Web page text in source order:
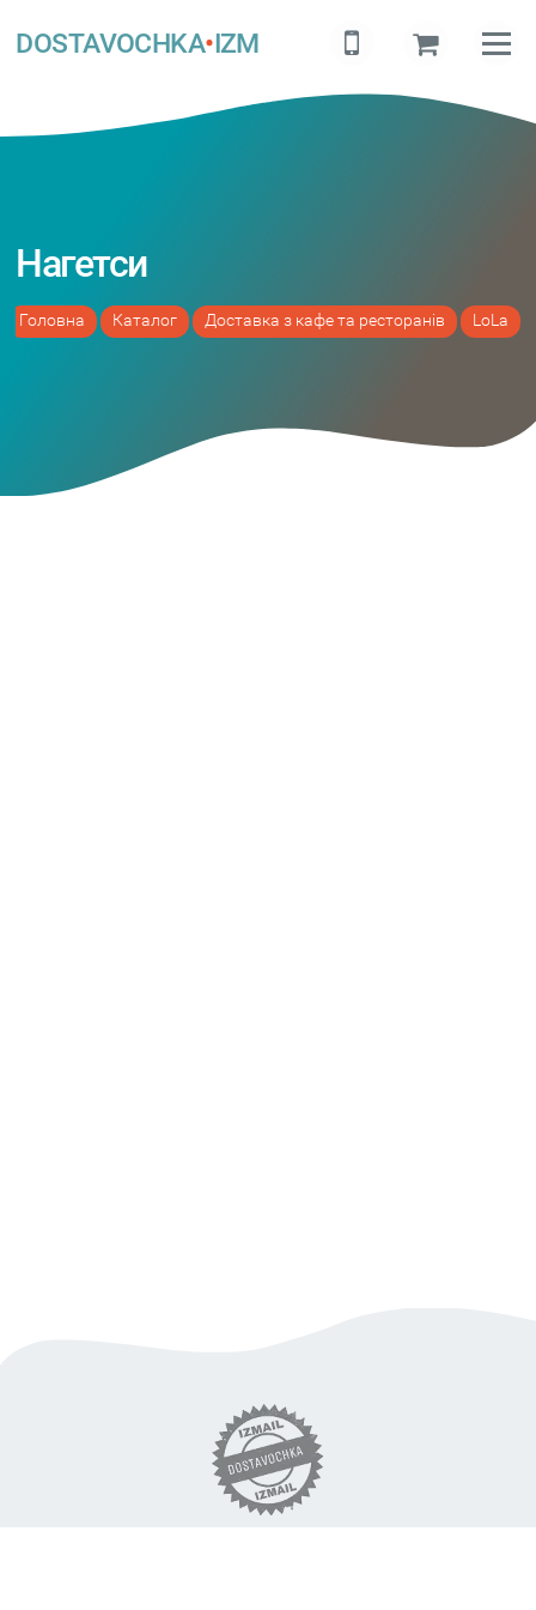
DOSTAVOCHKA•IZM
Нагетси
Головна Каталог Доставка з кафе та ресторанів LoLa